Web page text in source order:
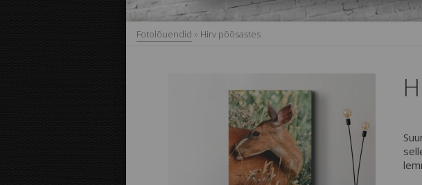
Fotolõuendid » Hirv põõsastes